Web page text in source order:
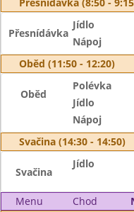
Přesnídávka
Jídlo
Nápoj
Oběd (11:50 - 12:20)
Oběd
Polévka
Jídlo
Nápoj
Svačina (14:30 - 14:50)
Svačina
Jídlo
Menu Chod